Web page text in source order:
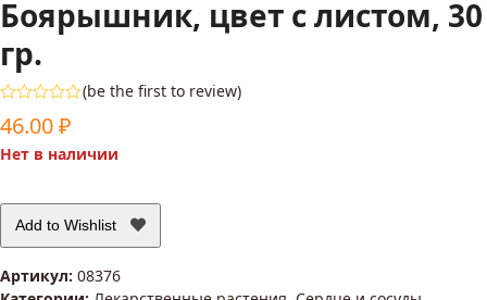
Боярышник, цвет с листом, 30
гр.
0
5
(be the first to review)
46.00₽
Нет в наличии
Add to Wishlist
Артикул: 08376